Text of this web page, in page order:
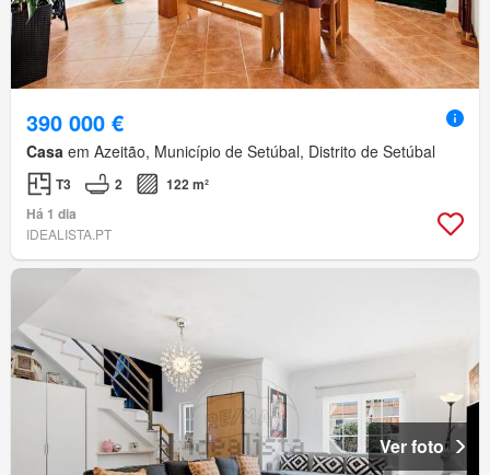
390 000 €
Casa em Azeitão, Município de Setúbal, Distrito de Setúbal
T3 2
122 m²
Há 1 dia
IDEALISTA.PT
Ver foto